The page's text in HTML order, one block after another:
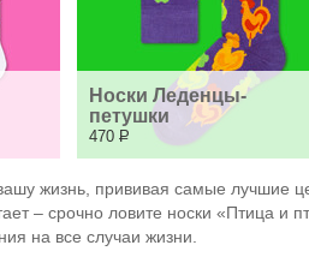
Носки Леденцы-
петушки
470 Р
жизнь, прививая самые лучшие
– срочно ловите носки «Птица
на все случаи жизни.